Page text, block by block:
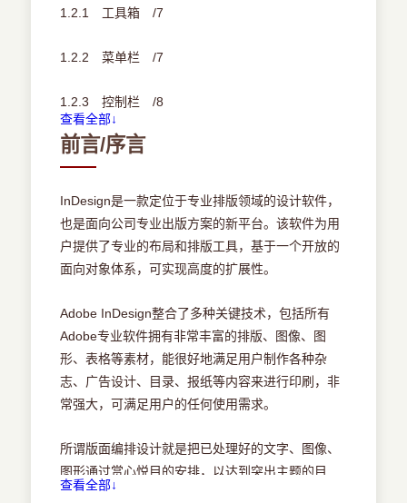
1.2.1 工具箱 /7
1.2.2 菜单栏 /7
1.2.3 控制栏 /8
1.2.4 面板 /9
1.3 InDesign 2020辅助工具 /9
1.3.2 标尺 /11
1.3.3 网格 /12
1.4 版面设置 /13
1.4.1 页面和跨页 /13
1.4.2 主页 /14
查看全部↓
前言/序言
InDesign是一款定位于专业排版领域的设计软件，
也是面向公司专业出版方案的新平台。该软件为用
户提供了专业的布局和排版工具，基于一个开放的
面向对象体系，可实现高度的扩展性。
Adobe InDesign整合了多种关键技术，包括所有
Adobe专业软件拥有非常丰富的排版、图像、图
形、表格等素材，能很好地满足用户制作各种杂
志、广告设计、目录、报纸等内容来进行印刷，非
常强大，可满足用户的任何使用需求。
所谓版面编排设计就是把已处理好的文字、图像、
图形通过赏心悦目的安排，以达到突出主题的目
的。因此，在编排期间文字处理是影响创作发挥和
查看全部↓